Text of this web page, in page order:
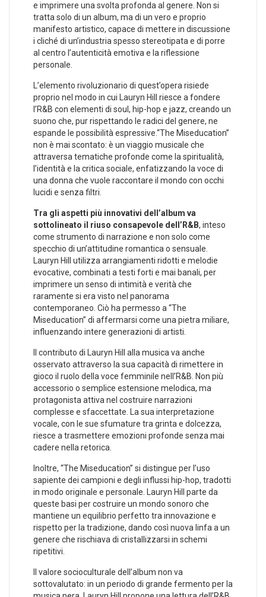
e ⁢imprimere⁤ una svolta profonda​ al genere.‌ Non si
tratta solo di un album,⁣ ma di ⁣un vero e ⁤proprio
manifesto artistico, capace ⁣di mettere in discussione
⁣i cliché di un’industria spesso stereotipata e di⁢ porre‍
al centro l’autenticità emotiva e la riflessione⁣
personale.
L’elemento rivoluzionario‌ di ‍quest’opera risiede
proprio nel modo in cui Lauryn Hill riesce⁣ a fondere⁣
l’R&B con elementi di soul, hip-hop ‌e jazz, creando un‍
suono⁤ che, pur rispettando le ‌radici del​ genere, ‍ne
espande le ​possibilità espressive.“The Miseducation”
non⁤ è⁢ mai ⁤scontato:⁣ è un viaggio musicale che​
attraversa tematiche ⁤profonde come la ‌spiritualità,
l’identità e la critica sociale, enfatizzando‍ la voce​ di
una‍ donna che vuole raccontare il ⁢mondo con⁢ occhi
lucidi e senza filtri.
Tra gli⁢ aspetti più innovativi dell’album va⁤
sottolineato il‌ riuso⁢ consapevole⁢ dell’R&B, inteso
come strumento di narrazione ‍e non solo come
specchio di ​un’attitudine romantica o sensuale.
⁢Lauryn‍ Hill utilizza arrangiamenti ridotti e melodie
evocative, combinati a testi forti​ e mai banali, per
imprimere un ​senso di intimità e verità che
raramente si era visto ⁣nel panorama
contemporaneo. Ciò ha permesso⁤ a “The
Miseducation” ⁣di affermarsi⁣ come una pietra⁢ miliare,
influenzando intere generazioni⁢ di artisti.
Il contributo⁣ di Lauryn Hill alla musica va anche
osservato attraverso la sua capacità di rimettere ​in
gioco il⁢ ruolo della voce femminile ⁣nell’R&B. Non più
accessorio o⁤ semplice estensione ‍melodica,‍ ma
protagonista attiva nel costruire narrazioni
complesse e ​sfaccettate. La sua ‌interpretazione
vocale, con​ le sue sfumature​ tra grinta e‍ dolcezza,
riesce a trasmettere⁣ emozioni profonde senza‍ mai
cadere nella retorica.
Inoltre, “The ​Miseducation” si distingue per​ l’uso
sapiente⁣ dei ​campioni e degli influssi hip-hop, tradotti
in modo ​originale e personale. Lauryn Hill parte da
queste basi per‍ costruire⁣ un mondo sonoro che⁢
mantiene ⁢un equilibrio perfetto tra innovazione e
rispetto per la tradizione,​ dando ‌così nuova linfa a un
genere⁤ che rischiava di‌ cristallizzarsi in ⁤schemi
⁢ripetitivi.
Il‍ valore socioculturale ‌dell’album non va
⁣sottovalutato: in un periodo di ‍grande fermento​ per la